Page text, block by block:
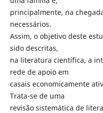
principalmente, na
necessários.
Assim, o objetivo deste
sido descritas,
na literatura científica, a
rede de apoio em
casais economicamente
Trata-se de uma
revisão sistemática de